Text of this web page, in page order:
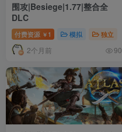
围攻|Besiege|1.77|整合全
DLC
付费资源 ￥ 1 模拟 独立
2个月前 90